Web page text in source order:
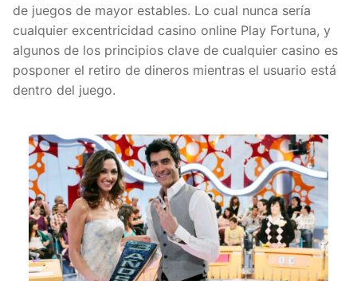
de juegos de mayor estables. Lo cual nunca serí­a
cualquier excentricidad casino online Play Fortuna, y
algunos de los principios clave de cualquier casino es
posponer el retiro de dineros mientras el usuario está
dentro del juego.